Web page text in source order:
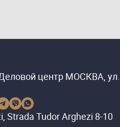
центр МОСКВА, ул.
Strada Tudor Arghezi 8-10